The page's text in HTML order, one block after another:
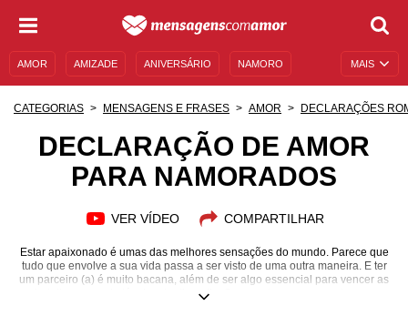
MAIS
AMOR AMIZADE ANIVERSÁRIO NAMORO
AUTOAJUDA
MENSAGENS E FRASES MENSAGENS DE ANIVERSÁRIO
CATEGORIAS MENSAGENS E FRASES AMOR DECLARAÇÕES
DECLARAÇÃO DE AMOR
PARA NAMORADOS
VER VÍDEO COMPARTILHAR
Estar apaixonado é umas das melhores sensações do mundo. Parece que
tudo que envolve a sua vida passa a ser visto de uma outra maneira. E ter
um parceiro (a) é muito bacana, além de ser algo essencial para vencer as
batalhas e os obstáculos do dia a dia. Sem contar que, com o tempo,